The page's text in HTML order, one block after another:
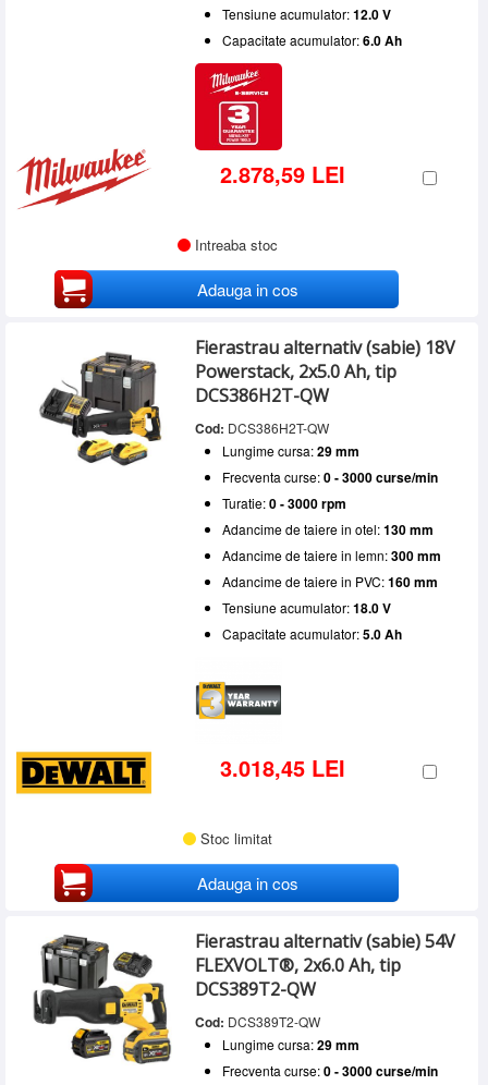
Tensiune acumulator:12.0 V
Capacitate acumulator:6.0 Ah
2.878,59 LEI
Intreaba stoc
Adauga in cos
Fierastrau alternativ (sabie) 18V
Powerstack, 2x5.0 Ah, tip
DCS386H2T-QW
Cod: DCS386H2T-QW
Lungime cursa:29 mm
Frecventa curse:0 - 3000 curse/min
Turatie:0 - 3000 rpm
Adancime de taiere in otel:130 mm
Adancime de taiere in lemn:300 mm
Adancime de taiere in PVC:160 mm
Tensiune acumulator:18.0 V
Capacitate acumulator:5.0 Ah
3.018,45 LEI
Stoc limitat
Adauga in cos
Fierastrau alternativ (sabie) 54V
FLEXVOLT®, 2x6.0 Ah, tip
DCS389T2-QW
Cod: DCS389T2-QW
Lungime cursa:29 mm
Frecventa curse:0 - 3000 curse/min